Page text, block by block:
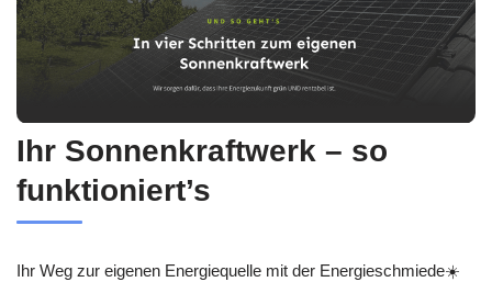
Ihr Sonnenkraftwerk – so
funktioniert’s
Ihr Weg zur eigenen Energiequelle mit der Energieschmiede☀️